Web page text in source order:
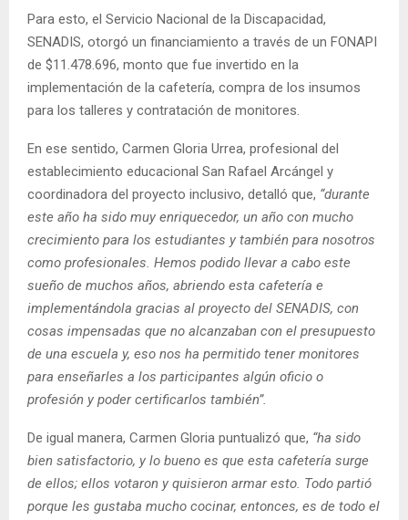
Para esto, el Servicio Nacional de la Discapacidad,
SENADIS, otorgó un financiamiento a través de un FONAPI
de $11.478.696, monto que fue invertido en la
implementación de la cafetería, compra de los insumos
para los talleres y contratación de monitores.
En ese sentido, Carmen Gloria Urrea, profesional del
establecimiento educacional San Rafael Arcángel y
coordinadora del proyecto inclusivo, detalló que, “durante
este año ha sido muy enriquecedor, un año con mucho
crecimiento para los estudiantes y también para nosotros
como profesionales. Hemos podido llevar a cabo este
sueño de muchos años, abriendo esta cafetería e
implementándola gracias al proyecto del SENADIS, con
cosas impensadas que no alcanzaban con el presupuesto
de una escuela y, eso nos ha permitido tener monitores
para enseñarles a los participantes algún oficio o
profesión y poder certificarlos también”.
De igual manera, Carmen Gloria puntualizó que, “ha sido
bien satisfactorio, y lo bueno es que esta cafetería surge
de ellos; ellos votaron y quisieron armar esto. Todo partió
porque les gustaba mucho cocinar, entonces, es de todo el